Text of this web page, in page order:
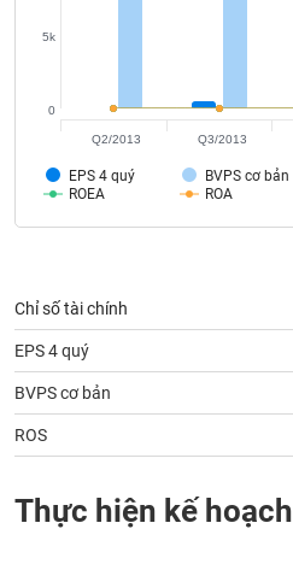
EPS 4 quý BVPS cơ bản
ROEA
ROA
0
5k
Q2/2013 Q3/2013
Chỉ số tài chính
EPS 4 quý
BVPS cơ bản
ROS
Thực hiện kế hoạch
chính
cụ
tư
thông
tài